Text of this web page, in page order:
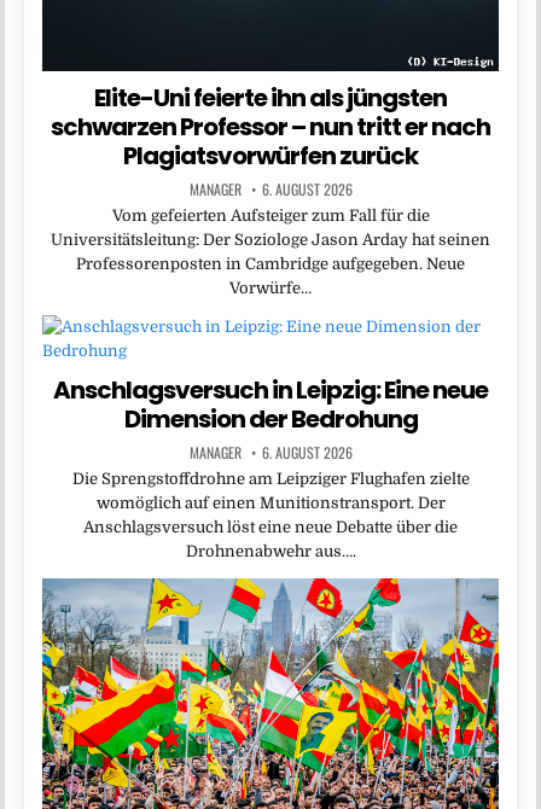
Elite-Uni feierte ihn als jüngsten
schwarzen Professor – nun tritt er nach
Plagiatsvorwürfen zurück
MANAGER 6. AUGUST 2026
Vom gefeierten Aufsteiger zum Fall für die
Universitätsleitung: Der Soziologe Jason Arday hat seinen
Professorenposten in Cambridge aufgegeben. Neue
Vorwürfe…
Anschlagsversuch in Leipzig: Eine neue
Dimension der Bedrohung
MANAGER 6. AUGUST 2026
Die Sprengstoffdrohne am Leipziger Flughafen zielte
womöglich auf einen Munitionstransport. Der
Anschlagsversuch löst eine neue Debatte über die
Drohnenabwehr aus….